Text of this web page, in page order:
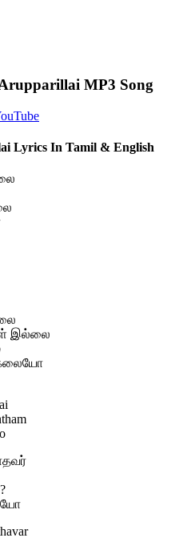
MP3 Song
Lyrics In Tamil & English
இல்லை